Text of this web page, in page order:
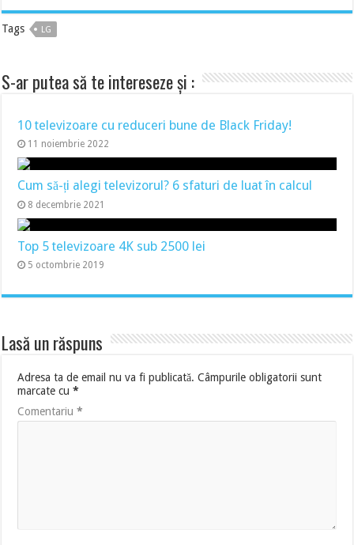
Tags LG
S-ar putea să te intereseze și :
10 televizoare cu reduceri bune de Black Friday!
11 noiembrie 2022
Cum să-ți alegi televizorul? 6 sfaturi de luat în calcul
8 decembrie 2021
Top 5 televizoare 4K sub 2500 lei
5 octombrie 2019
Lasă un răspuns
Adresa ta de email nu va fi publicată. Câmpurile obligatorii sunt
marcate cu*
Comentariu*